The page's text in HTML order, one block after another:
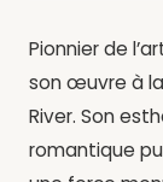
Pionnier de
son œuvre à
River. Son
romantique